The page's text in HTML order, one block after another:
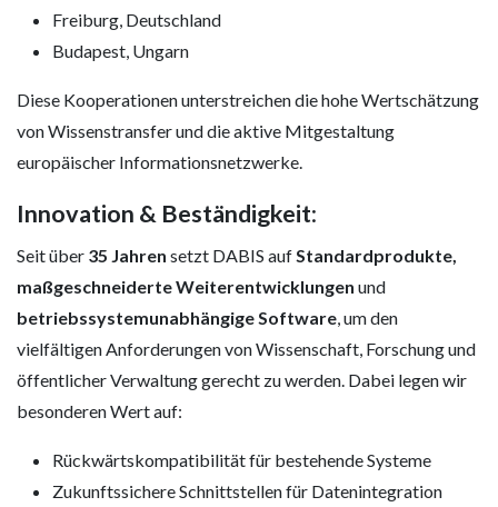
Freiburg, Deutschland
Budapest, Ungarn
Diese Kooperationen unterstreichen die hohe Wertschätzung
von Wissenstransfer und die aktive Mitgestaltung
europäischer Informationsnetzwerke.
Innovation & Beständigkeit:
Seit über 35 Jahren setzt DABIS aufStandardprodukte,
maßgeschneiderte Weiterentwicklungen und
betriebssystemunabhängige Software, um den
vielfältigen Anforderungen von Wissenschaft, Forschung und
öffentlicher Verwaltung gerecht zu werden. Dabei legen wir
besonderen Wert auf:
Rückwärtskompatibilität für bestehende Systeme
Zukunftssichere Schnittstellen für Datenintegration